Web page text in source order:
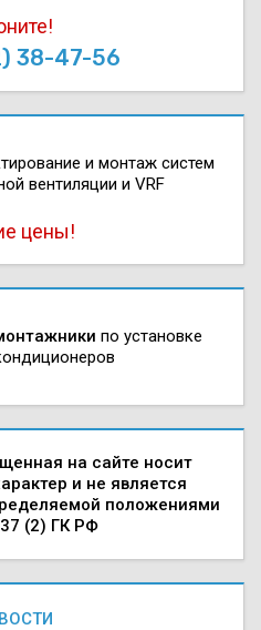
38-47-56
и монтаж систем
вентиляции и VRF
цены!
по установке
на сайте носит
и не является
положениями
(2) ГК РФ